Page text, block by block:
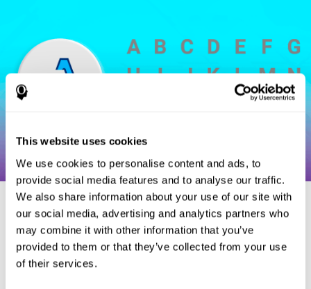
This website uses cookies
We use cookies to personalise content and ads, to
provide social media features and to analyse our traffic.
We also share information about your use of our site with
our social media, advertising and analytics partners who
may combine it with other information that you’ve
provided to them or that they’ve collected from your use
of their services.
Hooper, H. E. (1983). Hooper Visual Organization Test Manual.